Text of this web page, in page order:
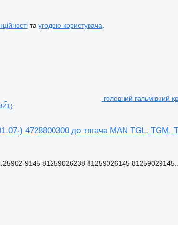
та угодою користувача
головний гальмівний
) 4728800300 до тягача MAN TGL, TGM,
9145 81259026238 81259026145 81259029145...